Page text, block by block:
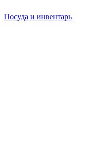
Посуда и инвентарь